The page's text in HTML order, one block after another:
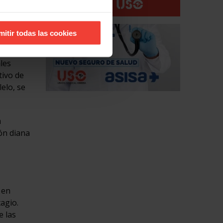
todas las cookies
con
de
de
se
diana
las